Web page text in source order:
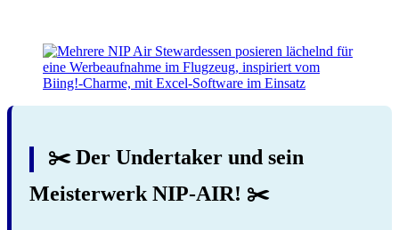
✂️ Der Undertaker und sein
Meisterwerk NIP-AIR! ✂️